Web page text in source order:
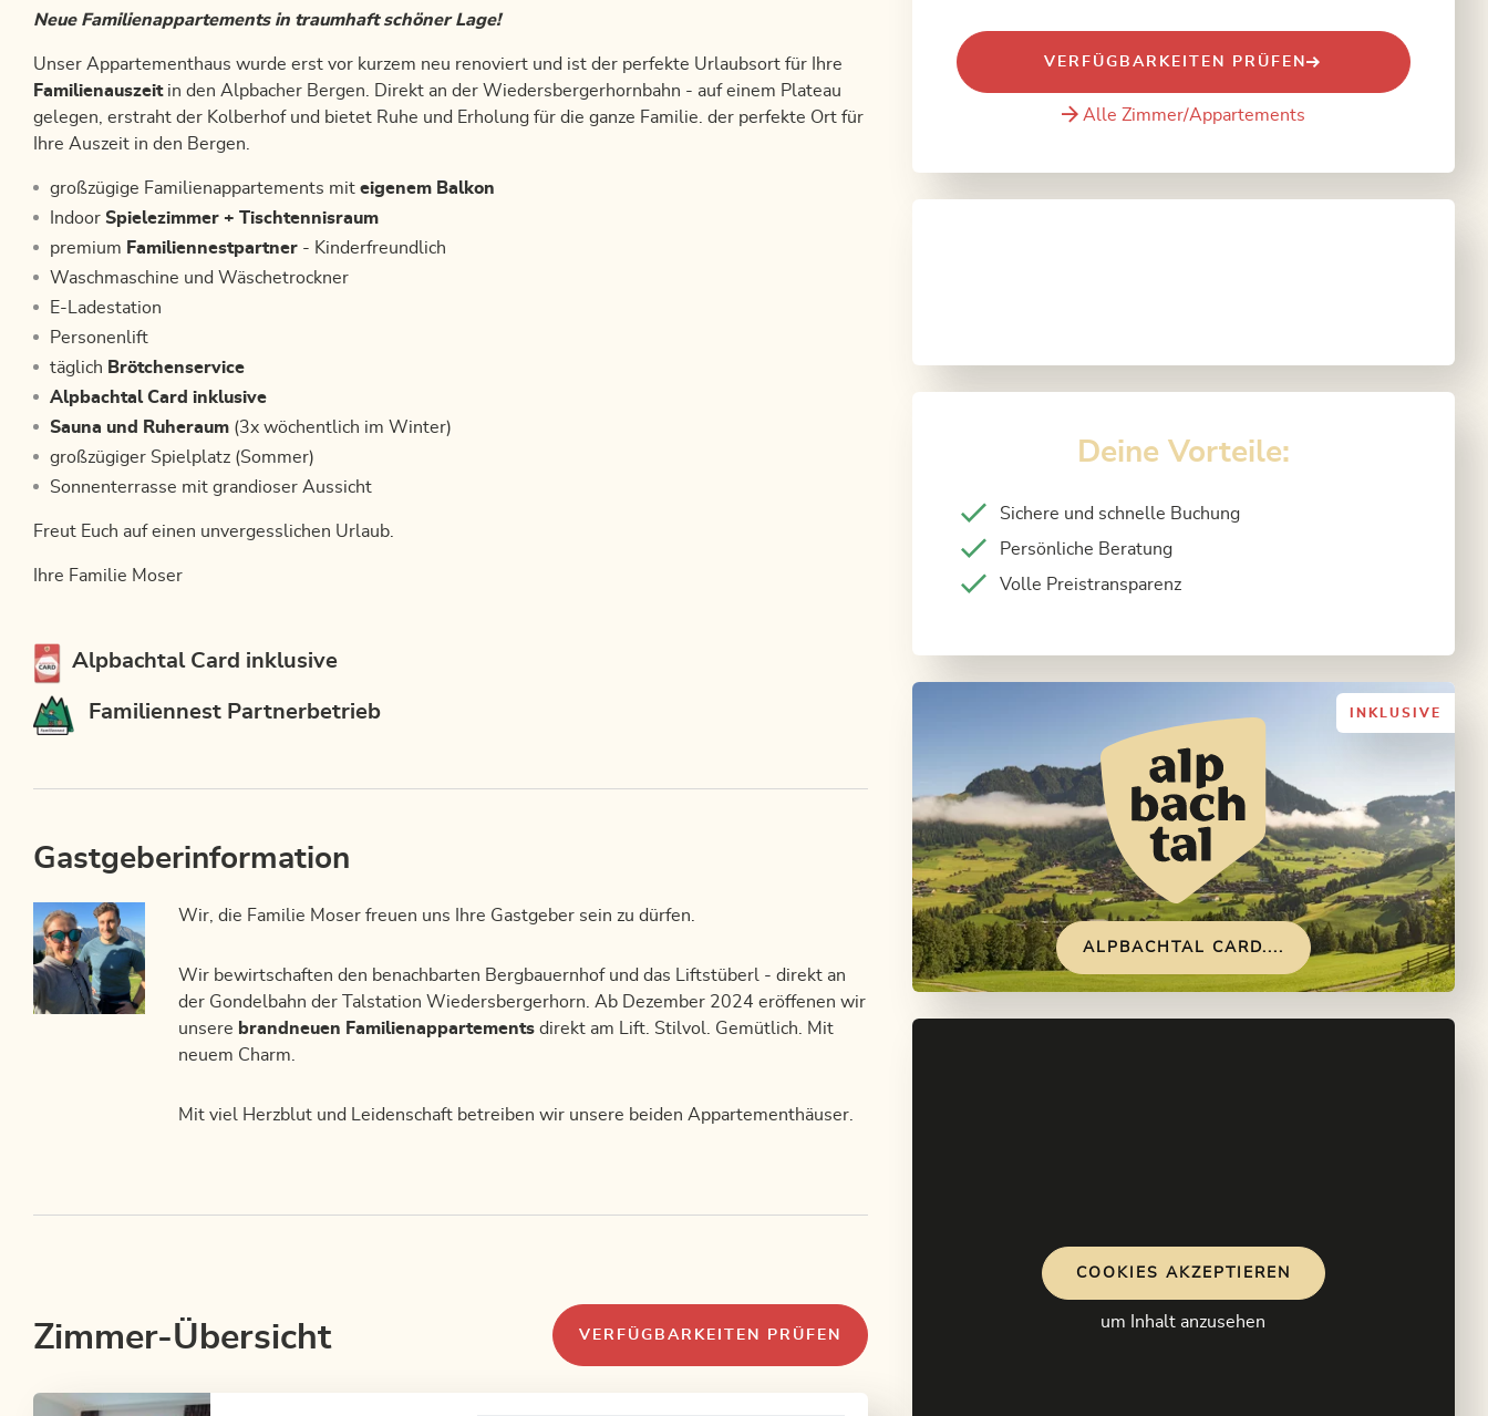
Neue Familienappartements in traumhaft schöner Lage!
Unser Appartementhaus wurde erst vor kurzem neu renoviert und ist der perfekte Urlaubsort für Ihre
Familienauszeitin den Alpbacher Bergen. Direkt an der Wiedersbergerhornbahn - auf einem Plateau
gelegen, erstraht der Kolberhof und bietet Ruhe und Erholung für die ganze Familie. der perfekte Ort für
Ihre Auszeit in den Bergen.
großzügige Familienappartements mit eigenem Balkon
Indoor Spielezimmer + Tischtennisraum
premium Familiennestpartner - Kinderfreundlich
Waschmaschine und Wäschetrockner
E-Ladestation
Personenlift
täglich Brötchenservice
Alpbachtal Card inklusive
Sauna und Ruheraum (3x wöchentlich im Winter)
großzügiger Spielplatz (Sommer)
Sonnenterrasse mit grandioser Aussicht
Freut Euch auf einen unvergesslichen Urlaub.
Ihre Familie Moser
Diese Unterkunft ist Mitglied von
Alpbachtal Card inklusive
Familiennest Partnerbetrieb
Gastgeberinformation
Wir, die Familie Moser freuen uns Ihre Gastgeber sein zu dürfen.
Wir bewirtschaften den benachbarten Bergbauernhof und das Liftstüberl - direkt an
der Gondelbahn der Talstation Wiedersbergerhorn. Ab Dezember 2024 eröffenen wir
unsere brandneuen Familienappartementsdirekt am Lift. Stilvol. Gemütlich. Mit
neuem Charm.
Mit viel Herzblut und Leidenschaft betreiben wir unsere beiden Appartementhäuser.
Zimmer-Übersicht VERFÜGBARKEITEN PRÜFEN
VERFÜGBARKEITEN PRÜFEN
Alle Zimmer/Appartements
Deine Vorteile:
Sichere und schnelle Buchung
Persönliche Beratung
Volle Preistransparenz
INKLUSIVE
ALPBACHTAL CARD....
COOKIES AKZEPTIEREN
um Inhalt anzusehen